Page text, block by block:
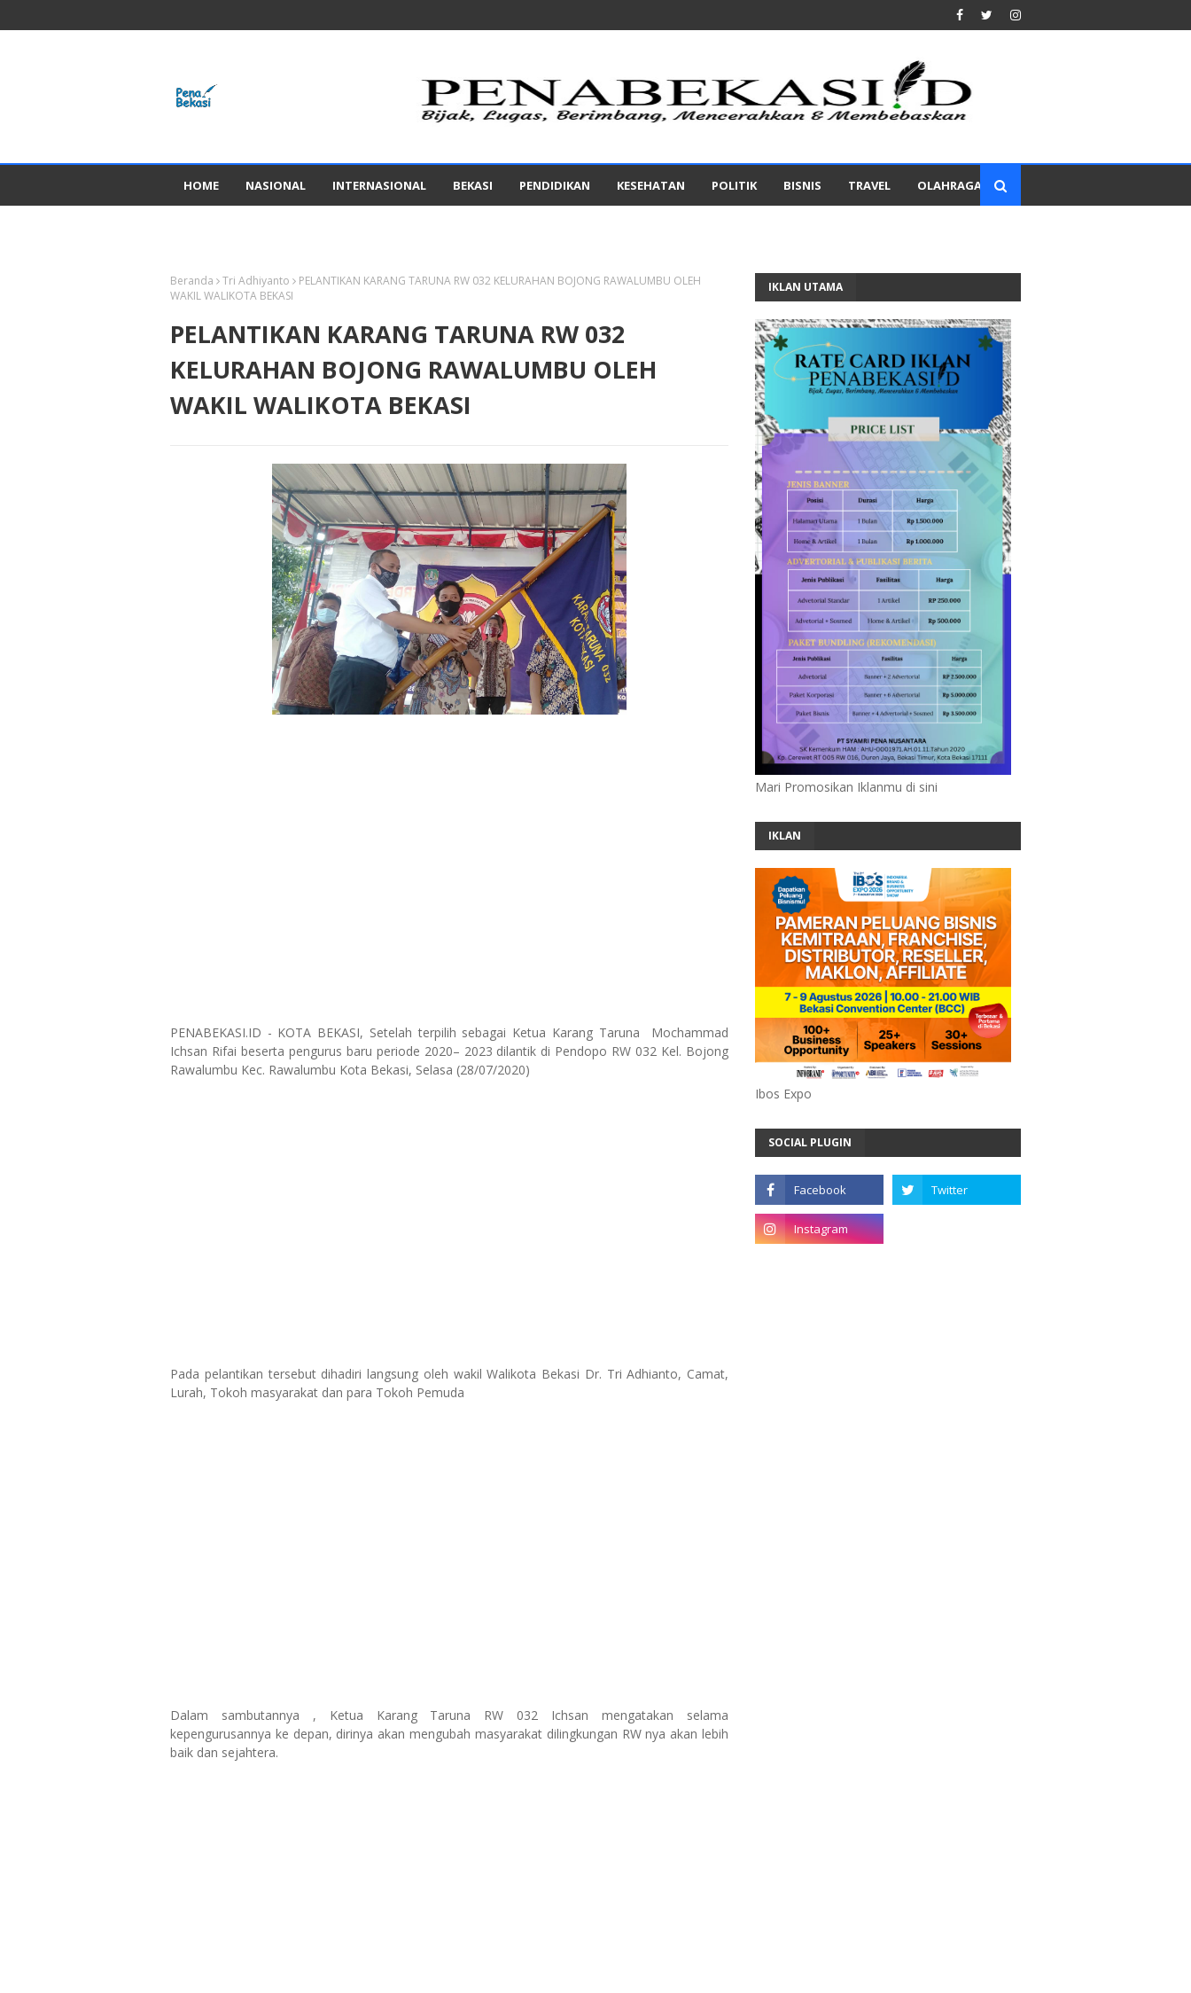
HOME NASIONAL INTERNASIONAL BEKASI PENDIDIKAN KESEHATAN POLITIK BISNIS TRAVEL OLAHRAGA
Beranda Tri Adhiyanto
PELANTIKAN KARANG TARUNA RW 032 KELURAHAN BOJONG RAWALUMBU OLEH
WAKIL WALIKOTA BEKASI
PELANTIKAN KARANG TARUNA RW 032
KELURAHAN BOJONG RAWALUMBU OLEH
WAKIL WALIKOTA BEKASI
PENABEKASI.ID - KOTA BEKASI, Setelah terpilih sebagai Ketua Karang Taruna Mochammad
Ichsan Rifai beserta pengurus baru periode 2020– 2023 dilantik di Pendopo RW 032 Kel. Bojong
Rawalumbu Kec. Rawalumbu Kota Bekasi, Selasa (28/07/2020)
Pada pelantikan tersebut dihadiri langsung oleh wakil Walikota Bekasi Dr. Tri Adhianto, Camat,
Lurah, Tokoh masyarakat dan para Tokoh Pemuda
Dalam sambutannya , Ketua Karang Taruna RW 032 Ichsan mengatakan selama
kepengurusannya ke depan, dirinya akan mengubah masyarakat dilingkungan RW nya akan lebih
baik dan sejahtera.
IKLAN UTAMA
Mari Promosikan Iklanmu di sini
IKLAN
Ibos Expo
SOCIAL PLUGIN